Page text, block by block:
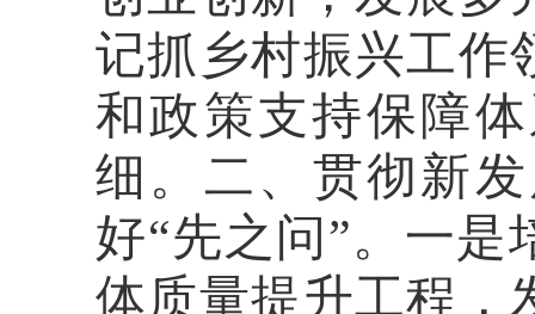
记抓乡村振兴工作
和政策支持保障
细。二、贯彻新
好“先之问”。一是
体质量提升工程，